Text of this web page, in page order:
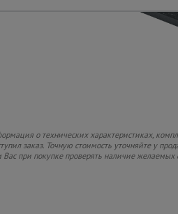
о технических характеристиках,
заказ. Точную стоимость уточняйте у
при покупке проверять наличие